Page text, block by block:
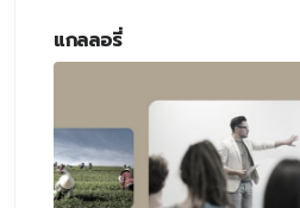
แกลลอรี่